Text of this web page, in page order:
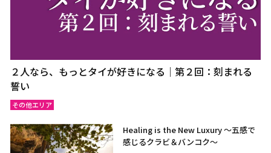
２人なら、もっとタイが好きになる｜第２回：刻まれる
誓い
その他エリア
Healing is the New Luxury ～五感で
感じるクラビ＆バンコク～